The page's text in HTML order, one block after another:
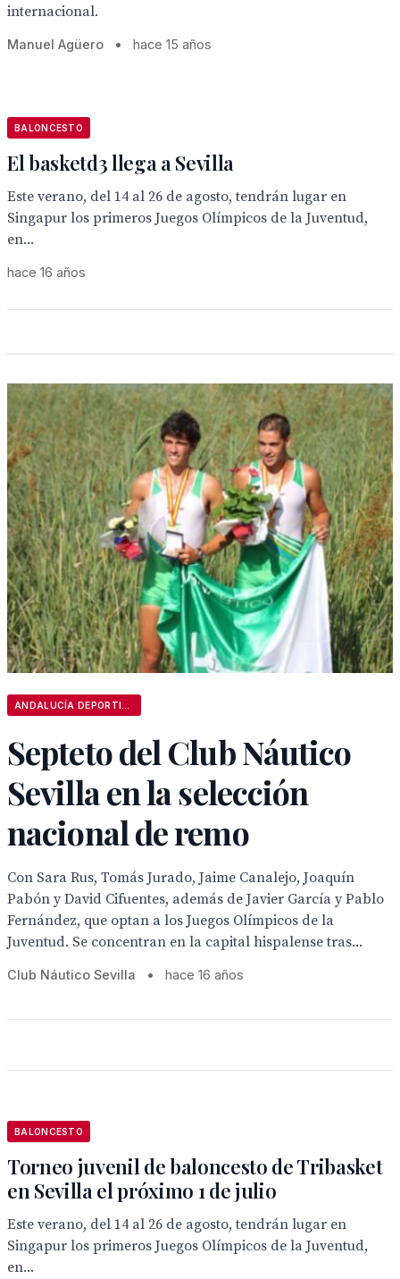
internacional.
Manuel Agüero • hace 15 años
BALONCESTO
El basketd3 llega a Sevilla
Este verano, del 14 al 26 de agosto, tendrán lugar en
Singapur los primeros Juegos Olímpicos de la Juventud,
en...
hace 16 años
Septeto del Club Náutico
Sevilla en la selección
nacional de remo
Con Sara Rus, Tomás Jurado, Jaime Canalejo, Joaquín
Pabón y David Cifuentes, además de Javier García y Pablo
Fernández, que optan a los Juegos Olímpicos de la
Juventud. Se concentran en la capital hispalense tras...
Club Náutico Sevilla • hace 16 años
BALONCESTO
Torneo juvenil de baloncesto de Tribasket
en Sevilla el próximo 1 de julio
Este verano, del 14 al 26 de agosto, tendrán lugar en
Singapur los primeros Juegos Olímpicos de la Juventud,
en...